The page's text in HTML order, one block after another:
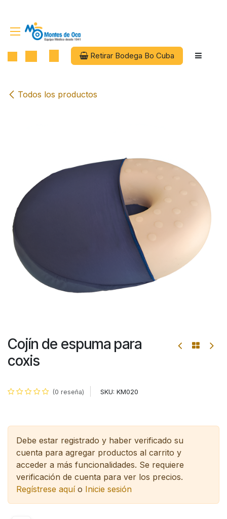
Retirar Bodega Bo Cuba
Todos los productos
Cojín de espuma para
coxis
(0 reseña) SKU: KM020
Debe estar registrado y haber verificado su
cuenta para agregar productos al carrito y
acceder a más funcionalidades. Se requiere
verificación de cuenta para ver los precios.
Regístrese aquío Inicie sesión